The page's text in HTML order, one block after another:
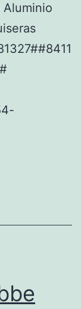
Aluminio